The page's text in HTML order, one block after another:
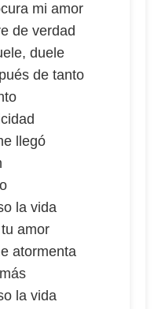
mi amor
de verdad
duele
de tanto
llegó
la vida
amor
atormenta
la vida